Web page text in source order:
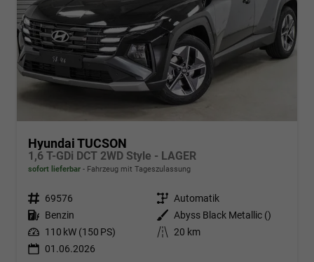
Hyundai TUCSON
1,6 T-GDi DCT 2WD Style - LAGER
sofort lieferbar Fahrzeug mit Tageszulassung
Fahrzeugnr. 69576 Getriebe Automatik
Kraftstoff Benzin Außenfarbe
Abyss Black Metallic ()
Leistung 110 kW (150 PS) Kilometerstand 20 km
01.06.2026